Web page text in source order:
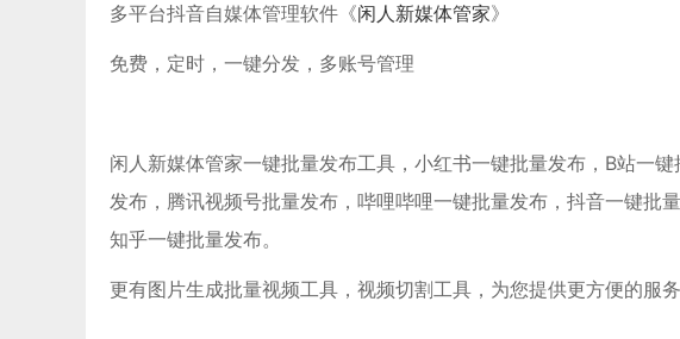
多平台抖音自媒体管理软件《闲人新媒体管家》
免费，定时，一键分发，多账号管理
闲人新媒体管家一键批量发布工具，小红书一键批量发布，B站一
发布，腾讯视频号批量发布，哔哩哔哩一键批量发布，抖音一键批
知乎一键批量发布。
更有图片生成批量视频工具，视频切割工具，为您提供更方便的服务